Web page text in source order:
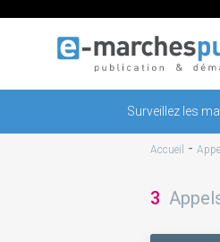
Surveillez les
Accueil -
3